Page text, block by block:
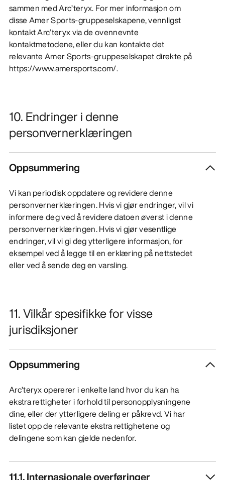
sammen med Arc’teryx. For mer informasjon om
disse Amer Sports-gruppeselskapene, vennligst
kontakt Arc’teryx via de ovennevnte
kontaktmetodene, eller du kan kontakte det
relevante Amer Sports-gruppeselskapet direkte på
https://www.amersports.com/.
10. Endringer i denne
personvernerklæringen
Oppsummering
Vi kan periodisk oppdatere og revidere denne
personvernerklæringen. Hvis vi gjør endringer, vil vi
informere deg ved å revidere datoen øverst i denne
personvernerklæringen. Hvis vi gjør vesentlige
endringer, vil vi gi deg ytterligere informasjon, for
eksempel ved å legge til en erklæring på nettstedet
eller ved å sende deg en varsling.
11. Vilkår spesifikke for visse
jurisdiksjoner
Oppsummering
Arc’teryx opererer i enkelte land hvor du kan ha
ekstra rettigheter i forhold til personopplysningene
dine, eller der ytterligere deling er påkrevd. Vi har
listet opp de relevante ekstra rettighetene og
delingene som kan gjelde nedenfor.
11.1. Internasjonale overføringer